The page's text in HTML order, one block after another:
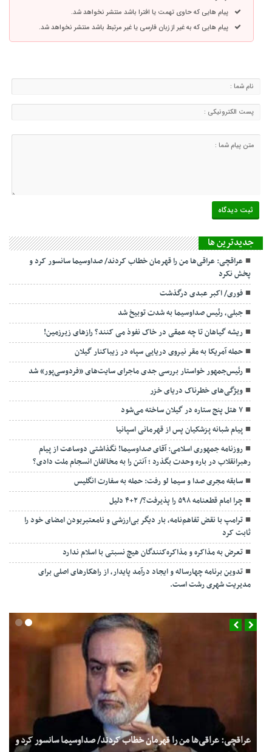
پیام هایی که حاوی تهمت یا افترا باشد منتشر نخواهد شد.
پیام هایی که به غیر از زبان فارسی یا غیر مرتبط باشد منتشر نخواهد شد.
جديدترين ها
عراقچی: عراقی‌ها من را قهرمان خطاب کردند/ صداوسیما سانسور کرد و
پخش نکرد
فوری/ اکبر عبدی درگذشت
جبلی، رئیس صداوسیما به شدت توبیخ شد
ریشه گیاهان تا چه عمقی در خاک نفوذ می کنند؟ رازهای زیرزمین!
حمله آمریکا به مقر نیروی دریایی سپاه در زیباکنار گیلان
رئیس‌جمهور خواستار بررسی جدی ماجرای سایت‌های «فردوسی‌پور» شد
ویژگی‌های خطرناک دریای خزر
۷ هتل پنج ستاره در گیلان ساخته می‌شود
پیام شبانه پزشکیان پس از قهرمانی اسپانیا
روزنامه جمهوری اسلامی: آقای صداوسیما! نگذاشتی دوساعت از پیام
رهبرانقلاب در باره وحدت بگذرد ؛ آنتن را به مخالفان انسجام ملت دادی؟
سابقه مجری صدا و سیما لو رفت: حمله به سفارت انگلیس
چرا امام قطعنامه ۵۹۸ را پذیرفت؟/ ۲+۴ دلیل
ترامپ با نقض تفاهم‌نامه، بار دیگر بی‌ارزشی و نامعتبربودن امضای خود را
ثابت کرد
تعرض به مذاکره و مذاکره‌کنندگان هیچ نسبتی با اسلام ندارد
تدوین برنامه چهارساله و ایجاد درآمد پایدار، از راهکارهای اصلی برای
مدیریت شهری رشت است.
عراقچی: عراقی‌ها من را قهرمان خطاب کردند/ صداوسیما سانسور کرد و